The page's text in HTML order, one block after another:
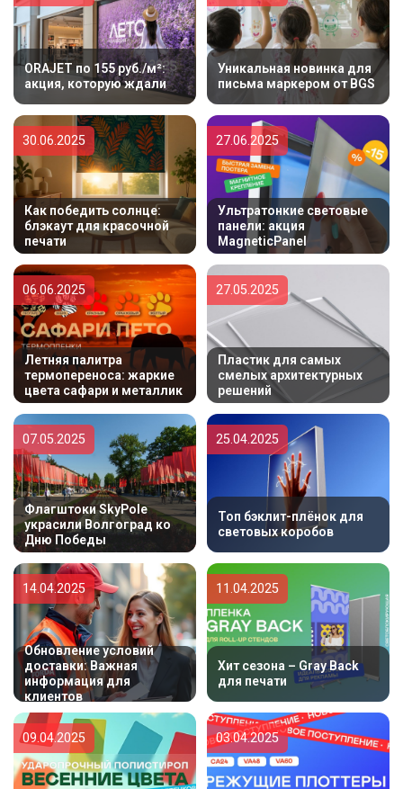
ORAJET по 155 руб./м²:
акция, которую ждали
Уникальная новинка для
письма маркером от BGS
Как победить солнце:
блэкаут для красочной
печати
30.06.2025
Ультратонкие световые
панели: акция
MagneticPanel
27.06.2025
Летняя палитра
термопереноса: жаркие
цвета сафари и металлик
06.06.2025
Пластик для самых
смелых архитектурных
решений
27.05.2025
Флагштоки SkyPole
украсили Волгоград ко
Дню Победы
07.05.2025
Топ бэклит-плёнок для
световых коробов
25.04.2025
Обновление условий
доставки: Важная
информация для
клиентов
14.04.2025
Хит сезона – Gray Back
для печати
11.04.2025
09.04.2025 03.04.2025